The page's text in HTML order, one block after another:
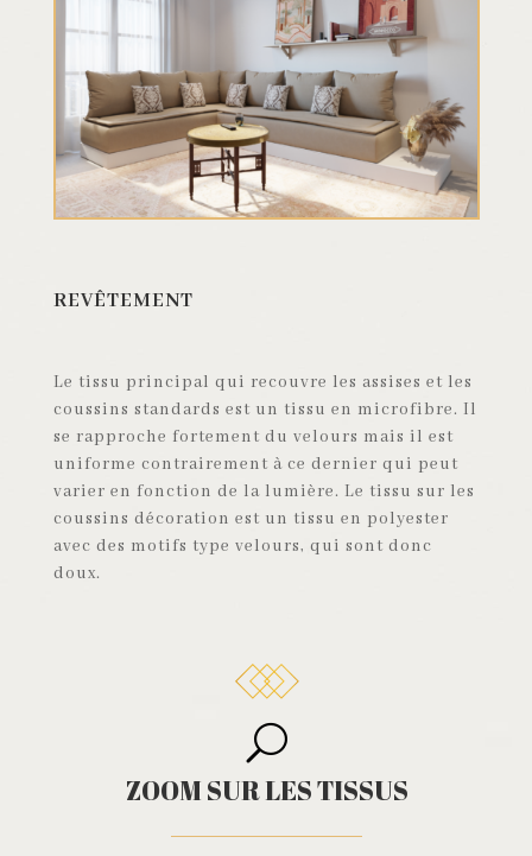
REVÊTEMENT
Le tissu principal qui recouvre les assises et les
coussins standards est un tissu en microfibre. Il
se rapproche fortement du velours mais il est
uniforme contrairement à ce dernier qui peut
varier en fonction de la lumière. Le tissu sur les
coussins décoration est un tissu en polyester
avec des motifs type velours, qui sont donc
doux.
U
ZOOM SUR LES TISSUS